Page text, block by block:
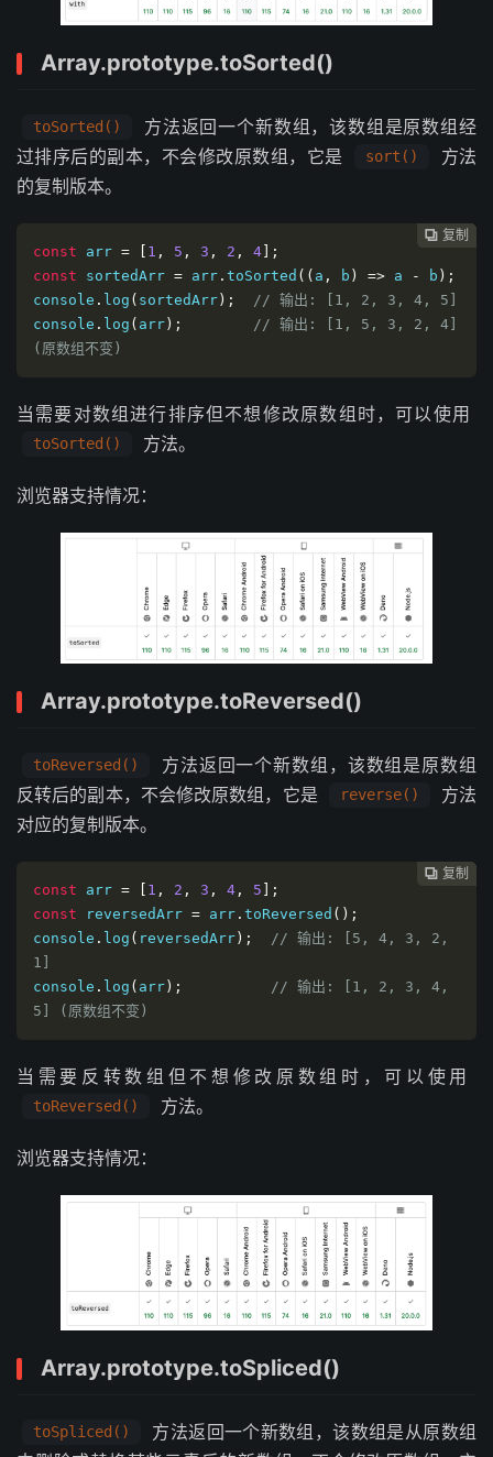
Array.prototype.toSorted()
toSorted()
方法返回一个新数组，该数组是原数组经
过排序后的副本，不会修改原数组，它是
sort()
方法
的复制版本。
 复制
 复制
 复制
 复制
 复制
 复制
 复制
const arr = [ 1 , 5 , 3 , 2 , 4];
const sortedArr = arr . toSorted (( a , b ) => a - b );
console . log ( sortedArr);
// 输出: [1, 2, 3, 4, 5]
console . log ( arr);
// 输出: [1, 5, 3, 2, 4]
(原数组不变)
当需要对数组进行排序但不想修改原数组时，可以使用
toSorted() 方法。
浏览器支持情况：
Array.prototype.toReversed()
toReversed()
方法返回一个新数组，该数组是原数组
反转后的副本，不会修改原数组，它是
reverse()
方法
对应的复制版本。
 复制
 复制
 复制
 复制
 复制
 复制
const arr = 1 , 2 , 3 , 4 , 5 ];
const reversedArr = arr . toReversed ();
console . log ( reversedArr );
// 输出: [5, 4, 3, 2,
1]
console . log ( arr );
// 输出: [1, 2, 3, 4,
5] (原数组不变)
当需要反转数组但不想修改原数组时，可以使用
toReversed() 方法。
浏览器支持情况：
Array.prototype.toSpliced()
toSpliced()
方法返回一个新数组，该数组是从原数组